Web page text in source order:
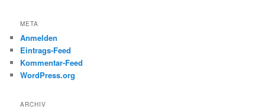
META
Anmelden
Eintrags-Feed
Kommentar-Feed
WordPress.org
ARCHIV